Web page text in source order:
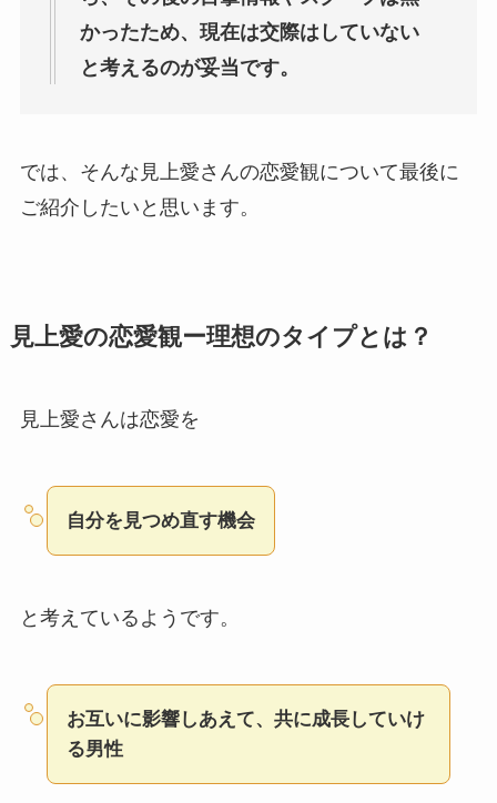
かったため、現在は交際はしていない
と考えるのが妥当です。
では、そんな見上愛さんの恋愛観について最後に
ご紹介したいと思います。
見上愛の恋愛観ー理想のタイプとは？
見上愛さんは恋愛を
自分を見つめ直す機会
と考えているようです。
お互いに影響しあえて、共に成長していけ
る男性